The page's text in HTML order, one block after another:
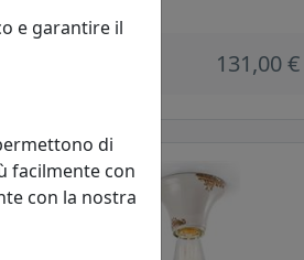
131,00 €
e garantire il
di
facilmente con
con la nostra